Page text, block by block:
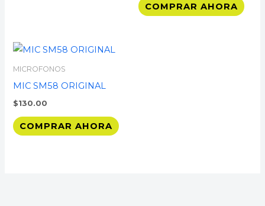
COMPRAR AHORA
MICROFONOS
MIC SM58 ORIGINAL
$130.00
COMPRAR AHORA